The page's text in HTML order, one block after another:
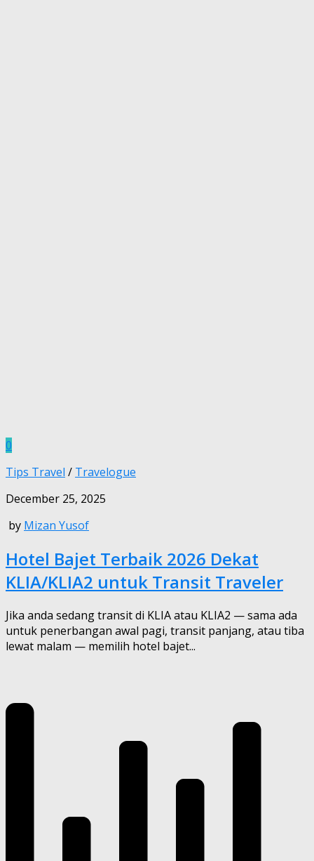
0
Tips Travel / Travelogue
December 25, 2025
by Mizan Yusof
Hotel Bajet Terbaik 2026 Dekat
KLIA/KLIA2 untuk Transit Traveler
Jika anda sedang transit di KLIA atau KLIA2 — sama ada
untuk penerbangan awal pagi, transit panjang, atau tiba
lewat malam — memilih hotel bajet...